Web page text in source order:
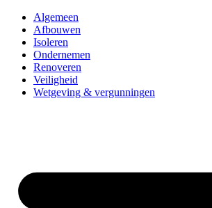
Algemeen
Afbouwen
Isoleren
Ondernemen
Renoveren
Veiligheid
Wetgeving & vergunningen